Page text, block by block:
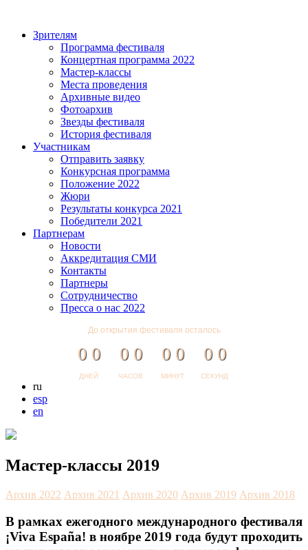
Зрителям
Программа фестиваля
Концертная программа 2022
Мастер-классы
Места проведения
Архивные видео
Фотоархив
Звезды фестиваля
История фестиваля
Участникам
Отправить заявку
Конкурсная программа
Положение 2022
Жюри
Результаты конкурса 2021
Победители 2021
Партнерам
Новости
Аккредитация СМИ
Контакты
Партнеры
Сотрудничество
Пресса о нас 2022
До открытия фестиваля осталось
ДНЕЙ
0 0
ЧАСОВ
0 0
МИНУТ
0 0
СЕКУНД
0 0
ru
esp
en
Мастер-классы 2019
Архив 2022 Архив 2021 Архив 2020 Архив 2019 Архив 2018
В рамках ежегодного международного фестиваля
¡Viva España! в ноябре 2019 года будут проходить